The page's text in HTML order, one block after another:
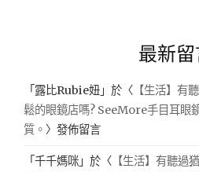
最新留
「 露比Rubie妞 」於〈 【生活】有
鬆的眼鏡店嗎? SeeMore手目耳眼
質。 〉發佈留言
「千千媽咪 」於〈 【生活】有聽過